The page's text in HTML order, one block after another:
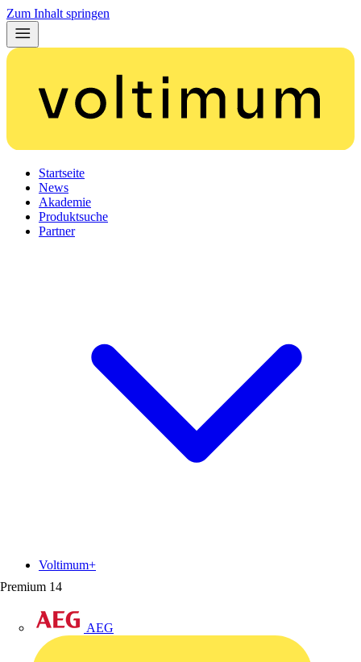
Zum Inhalt springen
Startseite
News
Akademie
Produktsuche
Partner
Premium 14
AEG
Voltimum+